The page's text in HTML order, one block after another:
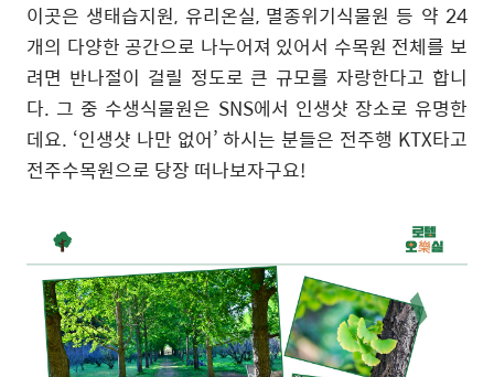
이곳은 생태습지원, 유리온실, 멸종위기식물원 등 약 24
개의 다양한 공간으로 나누어져 있어서 수목원 전체를 보
려면 반나절이 걸릴 정도로 큰 규모를 자랑한다고 합니
다. 그 중 수생식물원은 SNS에서 인생샷 장소로 유명한
데요. ‘인생샷 나만 없어’하시는 분들은 전주행 KTX타고
전주수목원으로 당장 떠나보자구요!